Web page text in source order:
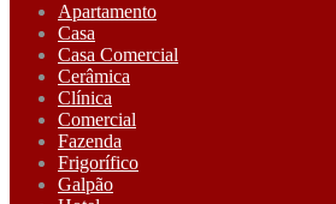
Apartamento
Casa
Casa Comercial
Cerâmica
Clínica
Comercial
Fazenda
Frigorífico
Galpão